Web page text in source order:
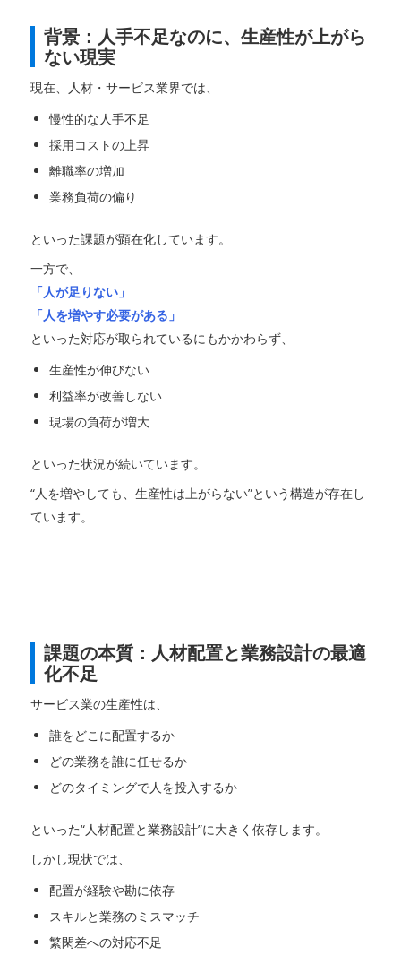
背景：人手不足なのに、生産性が上がら
ない現実
現在、人材・サービス業界では、
慢性的な人手不足
採用コストの上昇
離職率の増加
業務負荷の偏り
といった課題が顕在化しています。
一方で、
「人が足りない」
「人を増やす必要がある」
といった対応が取られているにもかかわらず、
生産性が伸びない
利益率が改善しない
現場の負荷が増大
といった状況が続いています。
“人を増やしても、生産性は上がらない”という構造が存在し
ています。
課題の本質：人材配置と業務設計の最適
化不足
サービス業の生産性は、
誰をどこに配置するか
どの業務を誰に任せるか
どのタイミングで人を投入するか
といった“人材配置と業務設計”に大きく依存します。
しかし現状では、
配置が経験や勘に依存
スキルと業務のミスマッチ
繁閑差への対応不足